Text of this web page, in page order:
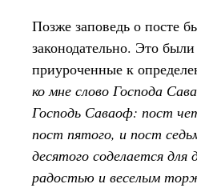
Позже заповедь о посте
законодательно. Это
приуроченные к
ко мне слово Господа
Господь Саваоф: пост
пост пятого, и пост
десятого соделается для
радостью и веселым